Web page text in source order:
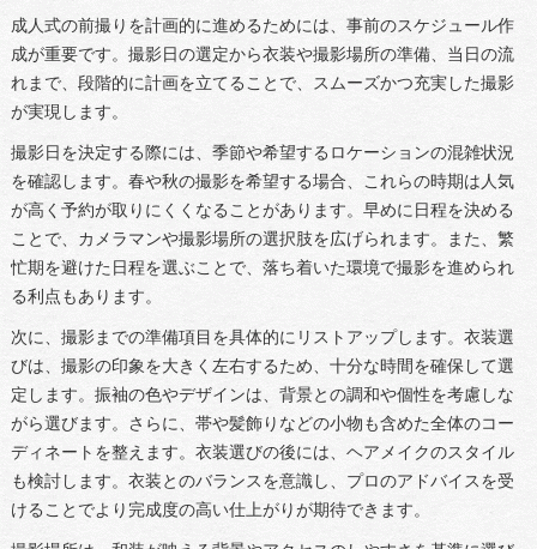
成人式の前撮りを計画的に進めるためには、事前のスケジュール作
成が重要です。撮影日の選定から衣装や撮影場所の準備、当日の流
れまで、段階的に計画を立てることで、スムーズかつ充実した撮影
が実現します。
撮影日を決定する際には、季節や希望するロケーションの混雑状況
を確認します。春や秋の撮影を希望する場合、これらの時期は人気
が高く予約が取りにくくなることがあります。早めに日程を決める
ことで、カメラマンや撮影場所の選択肢を広げられます。また、繁
忙期を避けた日程を選ぶことで、落ち着いた環境で撮影を進められ
る利点もあります。
次に、撮影までの準備項目を具体的にリストアップします。衣装選
びは、撮影の印象を大きく左右するため、十分な時間を確保して選
定します。振袖の色やデザインは、背景との調和や個性を考慮しな
がら選びます。さらに、帯や髪飾りなどの小物も含めた全体のコー
ディネートを整えます。衣装選びの後には、ヘアメイクのスタイル
も検討します。衣装とのバランスを意識し、プロのアドバイスを受
けることでより完成度の高い仕上がりが期待できます。